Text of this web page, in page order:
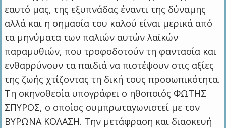
εαυτό μας, της εξυπνάδας έναντι της δύναμης
αλλά και η σημασία του καλού είναι μερικά από
τα μηνύματα των παλιών αυτών λαϊκών
παραμυθιών, που τροφοδοτούν τη φαντασία και
ενθαρρύνουν τα παιδιά να πιστέψουν στις αξίες
της ζωής χτίζοντας τη δική τους προσωπικότητα.
Τη σκηνοθεσία υπογράφει ο ηθοποιός ΦΩΤΗΣ
ΣΠΥΡΟΣ, ο οποίος συμπρωταγωνιστεί με τον
ΒΥΡΩΝΑ ΚΟΛΑΣΗ. Την μετάφραση και διασκευή